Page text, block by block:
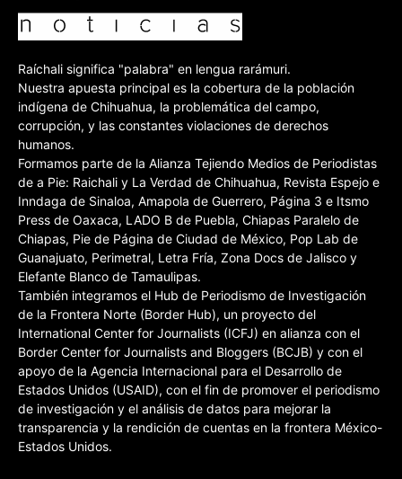
Raíchali significa "palabra" en lengua rarámuri.
Nuestra apuesta principal es la cobertura de la población
indígena de Chihuahua, la problemática del campo,
corrupción, y las constantes violaciones de derechos
humanos.
Formamos parte de la Alianza Tejiendo Medios de Periodistas
de a Pie: Raichali y La Verdad de Chihuahua, Revista Espejo e
Inndaga de Sinaloa, Amapola de Guerrero, Página 3 e Itsmo
Press de Oaxaca, LADO B de Puebla, Chiapas Paralelo de
Chiapas, Pie de Página de Ciudad de México, Pop Lab de
Guanajuato, Perimetral, Letra Fría, Zona Docs de Jalisco y
Elefante Blanco de Tamaulipas.
También integramos el Hub de Periodismo de Investigación
de la Frontera Norte (Border Hub), un proyecto del
International Center for Journalists (ICFJ) en alianza con el
Border Center for Journalists and Bloggers (BCJB) y con el
apoyo de la Agencia Internacional para el Desarrollo de
Estados Unidos (USAID), con el fin de promover el periodismo
de investigación y el análisis de datos para mejorar la
transparencia y la rendición de cuentas en la frontera México-
Estados Unidos.